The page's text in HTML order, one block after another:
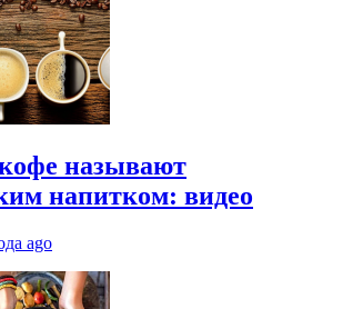
называют
напитком: видео
ago